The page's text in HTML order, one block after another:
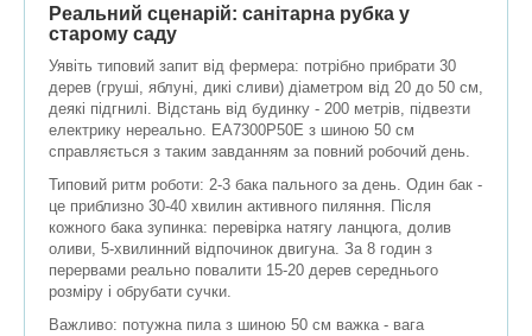
Реальний сценарій: санітарна рубка у
старому саду
Уявіть типовий запит від фермера: потрібно прибрати 30
дерев (груші, яблуні, дикі сливи) діаметром від 20 до 50 см,
деякі підгнилі. Відстань від будинку - 200 метрів, підвезти
електрику нереально. EA7300P50E з шиною 50 см
справляється з таким завданням за повний робочий день.
Типовий ритм роботи: 2-3 бака пального за день. Один бак -
це приблизно 30-40 хвилин активного пиляння. Після
кожного бака зупинка: перевірка натягу ланцюга, долив
оливи, 5-хвилинний відпочинок двигуна. За 8 годин з
перервами реально повалити 15-20 дерев середнього
розміру і обрубати сучки.
Важливо: потужна пила з шиною 50 см важка - вага